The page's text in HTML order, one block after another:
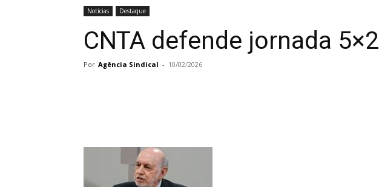
Notícias Destaque
CNTA defende jornada 5×2
Por Agência Sindical - 10/02/2026